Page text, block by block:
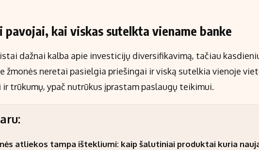
pavojai, kai viskas sutelkta viename banke
dažnai kalba apie investicijų diversifikavimą, tačiau
žmonės neretai pasielgia priešingai ir viską sutelkia vienoje
trūkumų, ypač nutrūkus įprastam paslaugų teikimui.
atliekos tampa ištekliumi: kaip šalutiniai produktai kuria